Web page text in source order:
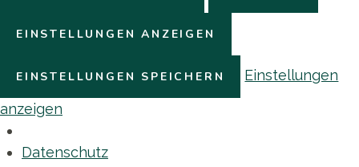
EINSTELLUNGEN ANZEIGEN
EINSTELLUNGEN SPEICHERN
Einstellungen
anzeigen
Datenschutz